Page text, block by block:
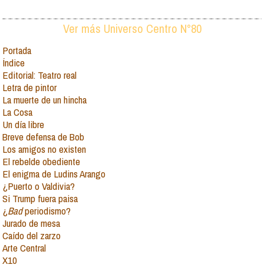
Ver más Universo Centro N°80
Portada
Índice
Editorial: Teatro real
Letra de pintor
La muerte de un hincha
La Cosa
Un día libre
Breve defensa de Bob
Los amigos no existen
El rebelde obediente
El enigma de Ludins Arango
¿Puerto o Valdivia?
Si Trump fuera paisa
¿Badperiodismo?
Jurado de mesa
Caído del zarzo
Arte Central
X10